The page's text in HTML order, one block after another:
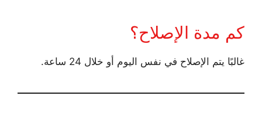
كم مدة الإصلاح؟
غالبًا يتم الإصلاح في نفس اليوم أو خلال 24 ساعة.